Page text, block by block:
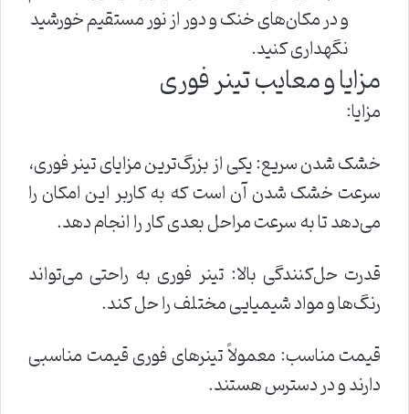
و در مکان‌های خنک و دور از نور مستقیم خورشید
نگهداری کنید.
مزایا و معایب تینر فوری
مزایا:
خشک شدن سریع: یکی از بزرگ‌ترین مزایای تینر فوری،
سرعت خشک شدن آن است که به کاربر این امکان را
می‌دهد تا به سرعت مراحل بعدی کار را انجام دهد.
قدرت حل‌کنندگی بالا: تینر فوری به راحتی می‌تواند
رنگ‌ها و مواد شیمیایی مختلف را حل کند.
قیمت مناسب: معمولاً تینرهای فوری قیمت مناسبی
دارند و در دسترس هستند.